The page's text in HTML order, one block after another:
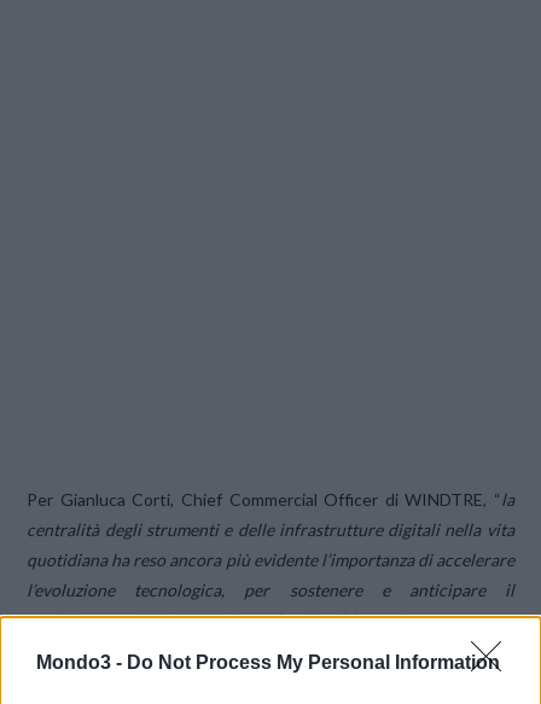
Mondo3 - Do Not Process My Personal Information
Per Gianluca Corti, Chief Commercial Officer di WINDTRE, “la
centralità degli strumenti e delle infrastrutture digitali nella vita
quotidiana ha reso ancora più evidente l’importanza di accelerare
l’evoluzione tecnologica, per sostenere e anticipare il
cambiamento. WINDTRE risponde alla sfida, aggiunge, con una
rete 5G sempre più veloce, affidabile e performante, per